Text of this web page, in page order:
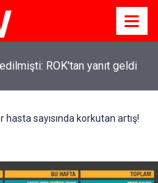
ROK'tan yanıt geldi
hasta sayısında korkutan artış!